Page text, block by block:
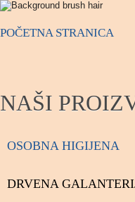
POČETNA STRANICA
NAŠI
OSOBNA HIGIJENA
DRVENA